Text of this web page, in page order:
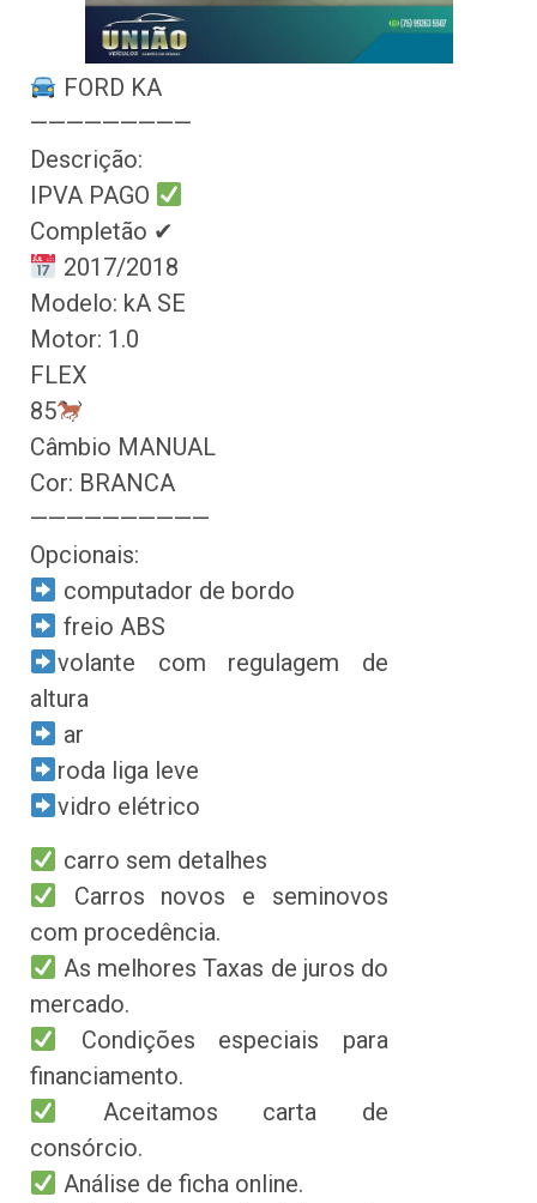
FORD KA
—————————
Descrição:
IPVA PAGO
Completão ✔
2017/2018
Modelo: kA SE
Motor: 1.0
FLEX
85
Câmbio MANUAL
Cor: BRANCA
——————————
Opcionais:
computador de bordo
freio ABS
volante com regulagem de
altura
ar
roda liga leve
vidro elétrico
carro sem detalhes
Carros novos e seminovos
com procedência.
As melhores Taxas de juros do
mercado.
Condições especiais para
financiamento.
Aceitamos carta de
consórcio.
Análise de ficha online.